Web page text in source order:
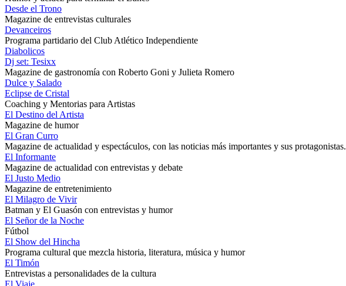
Desde el Trono
Magazine de entrevistas culturales
Devanceiros
Programa partidario del Club Atlético Independiente
Diabolicos
Dj set: Tesixx
Magazine de gastronomía con Roberto Goni y Julieta Romero
Dulce y Salado
Eclipse de Cristal
Coaching y Mentorias para Artistas
El Destino del Artista
Magazine de humor
El Gran Curro
Magazine de actualidad y espectáculos, con las noticias más importantes y sus protagonistas.
El Informante
Magazine de actualidad con entrevistas y debate
El Justo Medio
Magazine de entretenimiento
El Milagro de Vivir
Batman y El Guasón con entrevistas y humor
El Señor de la Noche
Fútbol
El Show del Hincha
Programa cultural que mezcla historia, literatura, música y humor
El Timón
Entrevistas a personalidades de la cultura